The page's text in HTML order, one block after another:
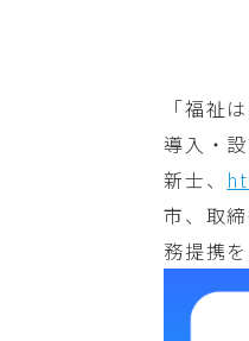
「福祉
導入・
新士、
市、取
務提携